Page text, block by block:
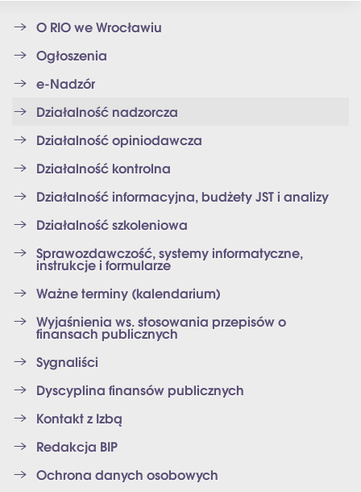
O RIO we Wrocławiu
Ogłoszenia
e-Nadzór
Działalność nadzorcza
Działalność opiniodawcza
Działalność kontrolna
Działalność informacyjna, budżety JST i analizy
Działalność szkoleniowa
Sprawozdawczość, systemy informatyczne,
instrukcje i formularze
Ważne terminy (kalendarium)
Wyjaśnienia ws. stosowania przepisów o
finansach publicznych
Sygnaliści
Dyscyplina finansów publicznych
Kontakt z Izbą
Redakcja BIP
Ochrona danych osobowych